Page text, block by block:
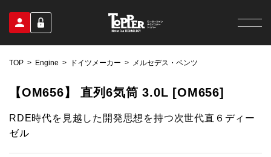
TOP Engine ドイツメーカー メルセデス・ベンツ
【OM656】 直列6気筒 3.0L [OM656]
RDE時代を見越した開発思想を持つ次世代直６ディー
ゼル